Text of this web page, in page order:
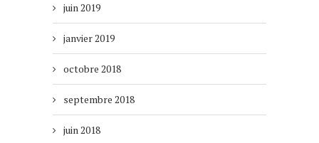
juin 2019
janvier 2019
octobre 2018
septembre 2018
juin 2018